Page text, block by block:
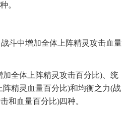
。
斗中增加全体上阵精灵攻击血量
全体上阵精灵攻击百分比)、统
精灵血量百分比)和均衡之力(战
和血量百分比)四种。